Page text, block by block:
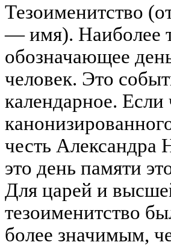
Тезоименитство
— имя). Наиболее
обозначающее
человек. Это
календарное.
честь Александра
это день памяти
Для царей и
тезоименитство
более значимым,